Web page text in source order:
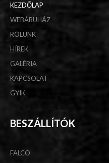
KEZDŐLAP
WEBÁRUHÁZ
RÓLUNK
HÍREK
GALÉRIA
KAPCSOLAT
GYIK
BESZÁLLÍTÓK
FALCO